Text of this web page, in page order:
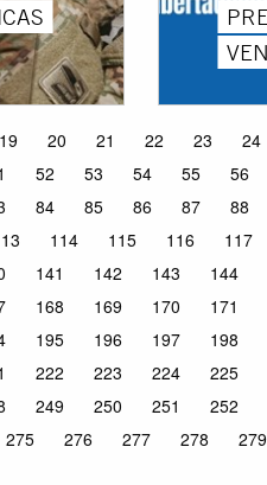
19 20 21 22 23 24
52 53 54 55 56
84 85 86 87 88
114 115 116 117
141 142 143 144
168 169 170 171
195 196 197 198
222 223 224 225
249 250 251 252
275 276 277 278 279